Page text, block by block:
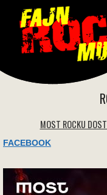
MOST ROCKU
FACEBOOK